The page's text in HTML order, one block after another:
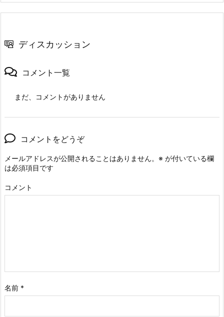
ディスカッション
コメント一覧
まだ、コメントがありません
コメントをどうぞ
メールアドレスが公開されることはありません。 ※ が付いている欄
は必須項目です
コメント
名前 *